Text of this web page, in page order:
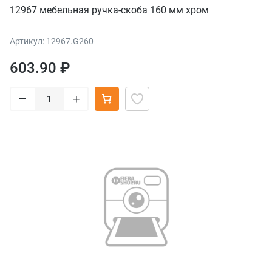
12967 мебельная ручка-скоба 160 мм хром
Артикул: 12967.G260
603.90 ₽
– +